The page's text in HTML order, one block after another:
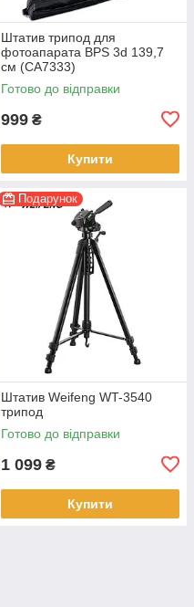
Штатив трипод для
фотоапарата BPS 3d 139,7
см (CA7333)
Готово до відправки
999 ₴
Купити
Подарунок
Штатив Weifeng WT-3540
трипод
Готово до відправки
1 099 ₴
Купити